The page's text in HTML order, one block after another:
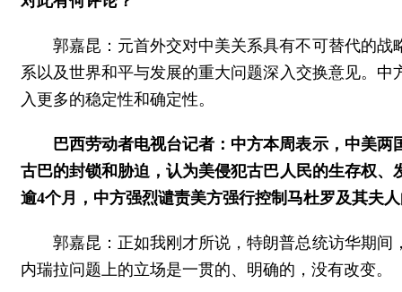
郭嘉昆：元首外交对中美关系具有不可替代的
系以及世界和平与发展的重大问题深入交换意见。
入更多的稳定性和确定性。
巴西劳动者电视台记者：中方本周表示，中美
古巴的封锁和胁迫，认为美侵犯古巴人民的生存权
逾4个月，中方强烈谴责美方强行控制马杜罗及其夫
郭嘉昆：正如我刚才所说，特朗普总统访华期
内瑞拉问题上的立场是一贯的、明确的，没有改变。